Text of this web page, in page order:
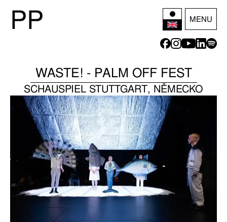
PP MENU
WASTE! - PALM OFF FEST
SCHAUSPIEL STUTTGART, NĚMECKO